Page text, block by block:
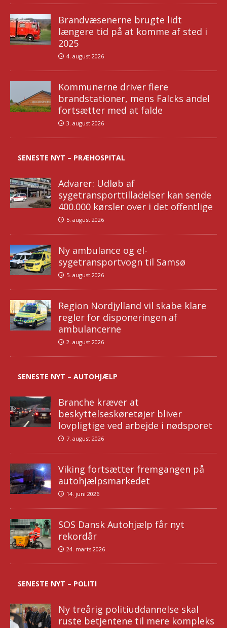
Brandvæsenerne brugte lidt
længere tid på at komme af sted i
2025
4. august 2026
Kommunerne driver flere
brandstationer, mens Falcks andel
fortsætter med at falde
3. august 2026
SENESTE NYT – PRÆHOSPITAL
Advarer: Udløb af
sygetransporttilladelser kan sende
400.000 kørsler over i det offentlige
5. august 2026
Ny ambulance og el-
sygetransportvogn til Samsø
5. august 2026
Region Nordjylland vil skabe klare
regler for disponeringen af
ambulancerne
2. august 2026
SENESTE NYT – AUTOHJÆLP
Branche kræver at
beskyttelseskøretøjer bliver
lovpligtige ved arbejde i nødsporet
7. august 2026
Viking fortsætter fremgangen på
autohjælpsmarkedet
14. juni 2026
SOS Dansk Autohjælp får nyt
rekordår
24. marts 2026
SENESTE NYT – POLITI
Ny treårig politiuddannelse skal
ruste betjentene til mere kompleks